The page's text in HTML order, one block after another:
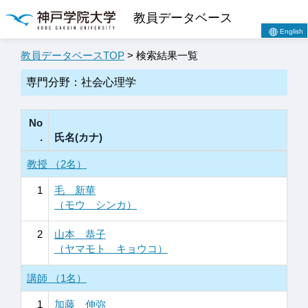
教員データベース
English
教員データベースTOP > 検索結果一覧
専門分野：社会心理学
No
.
氏名(カナ)
教授 （2名）
1
毛 新華
（モウ シンカ）
2
山本 恭子
（ヤマモト キョウコ）
講師 （1名）
1
加藤 伸弥